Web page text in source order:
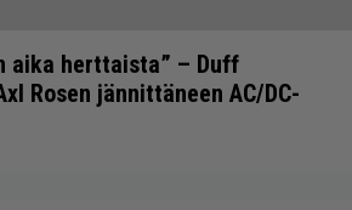
aika herttaista” – Duff
Rosen jännittäneen AC/DC-